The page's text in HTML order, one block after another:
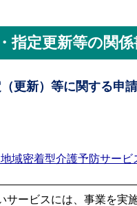
指定更新等の関
更新）等に関する申
域密着型介護予防サービ
ービスには、事業を実